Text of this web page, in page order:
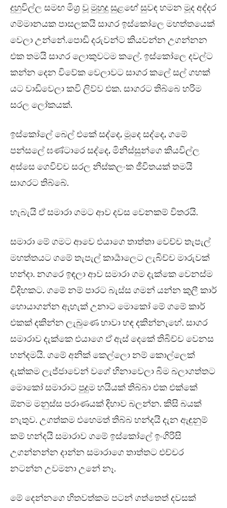
දුහුවිල්ල සමඟ මිශ්‍ර වූ මුහුදු සුළඟේ සුවඳ හමන මූද අද්දර
ගම්මානයක පාසලකයි සාගර ඉස්කෝලෙ මහත්තයෙක්
වෙලා උන්නේ.පොඩි දරුවන්ට කියවන්න උගන්නන
එක තමයි සාගර ලොකුවටම කලේ. ඉස්කෝලෙ දවල්ට
කන්න දෙන විවේක වෙලාවට සාගර කලේ සල් ගහක්
යට වාඩිවෙලා කවි ලිව්ව එක. සාගරට තිබ්බෙ හරිම
සරල ලෝකයක්.
ඉස්කෝලේ බෙල් එකේ සද්දෙ, මූදෙ සද්දෙ, ගමේ
පන්සලේ ඝණ්ටාරෙ සද්දෙ, මිනිස්සුන්ගෙ කියවිල්ල
අස්සෙ ගෙවිච්ච සරල නිස්කලංක ජීවිතයක් තමයි
සාගරට තිබ්බේ.
හැබැයි ඒ සමාරා ගමට ආව දවස වෙනකම් විතරයි.
සමාරා මේ ගමට ආවෙ එයාගෙ තාත්තා වෙච්ච තැපැල්
මහත්තයට ගමේ තැපැල් කාර්‍යාලෙට ලැබිච්ච මාරුවක්
හන්දා. නගරෙ ඉඳලා ආව සමාරා ගම දැක්කෙ වෙනස්ම
විදිහකට. ගමේ නම් පාරට බැස්ස ගමන් යන්න කුලී කාර්
හොයාගන්න ඇහැක් උනාට මොකෝ මේ ගමේ කාර්
එකක් දකින්න ලැබුණෙ හාවා හඳ දකින්නැහේ. සාගර
සමාරාව දැක්කෙ එයාගෙ ඒ ඇස් දෙකේ තිබිච්ච වෙනස
හන්දමයි. ගමේ අනික් කෙල්ලො නම් කොල්ලෙක්
දැක්කම ලැජ්ජාවෙන් වගේ හිනාවෙලා බිම බලාගත්තට
මොකෝ සමාරාට පුදුම හයියක් තිබ්බා එක එක්කේ
ඕනම මනුස්ස පරාණයක් දිහාව බලන්න. කිසි බයක්
නැතුව. උගත්කම එහෙමත් තිබ්බ හන්දයි දැන ඇඳුනුම්
කම් හන්දයි සමාරාව ගමේ ඉස්කෝලේ ඉංගිරිසි
උගන්නන්න දාන්න සමාරාගෙ තාත්තට එච්චර
නටන්න උවමනා උනේ නෑ.
මේ දෙන්නගෙ හිතවත්කම පටන් ගත්තෙත් දවසක්